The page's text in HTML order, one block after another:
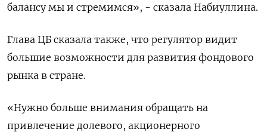
балансу мы и стремимся», - сказала Набиуллина.
Глава ЦБ сказала также, что регулятор видит
большие возможности для развития фондового
рынка в стране.
«Нужно больше внимания обращать на
привлечение долевого, акционерного